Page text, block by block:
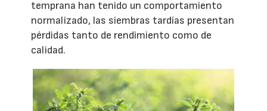
temprana han tenido un comportamiento
normalizado, las siembras tardías presentan
pérdidas tanto de rendimiento como de
calidad.